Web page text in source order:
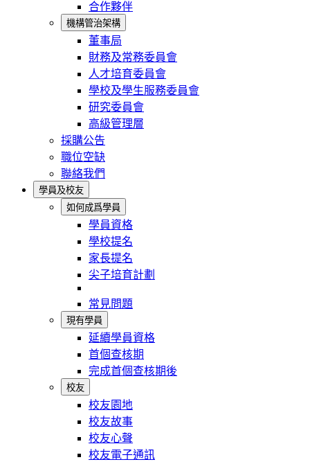
合作夥伴
機構管治架構
董事局
財務及常務委員會
人才培育委員會
學校及學生服務委員會
研究委員會
高級管理層
採購公告
職位空缺
聯絡我們
學員及校友
如何成爲學員
學員資格
學校提名
家長提名
尖子培育計劃
常見問題
現有學員
延續學員資格
首個查核期
完成首個查核期後
校友
校友園地
校友故事
校友心聲
校友電子通訊